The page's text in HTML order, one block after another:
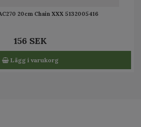
20cm Chain XXX 5132005416
156 SEK
Lägg i varukorg